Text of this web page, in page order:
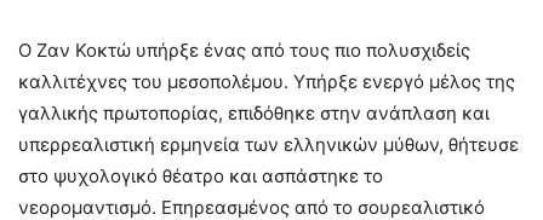
Ο Ζαν Κοκτώ υπήρξε ένας από τους πιο πολυσχιδείς
καλλιτέχνες του μεσοπολέμου. Υπήρξε ενεργό μέλος της
γαλλικής πρωτοπορίας, επιδόθηκε στην ανάπλαση και
υπερρεαλιστική ερμηνεία των ελληνικών μύθων, θήτευσε
στο ψυχολογικό θέατρο και ασπάστηκε το
νεορομαντισμό. Επηρεασμένος από το σουρεαλιστικό